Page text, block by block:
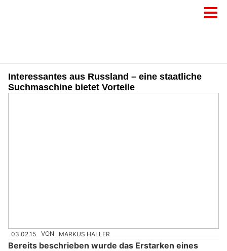
Interessantes aus Russland – eine staatliche
Suchmaschine bietet Vorteile
03.02.15 VON MARKUS HALLER
Bereits beschrieben wurde das Erstarken eines